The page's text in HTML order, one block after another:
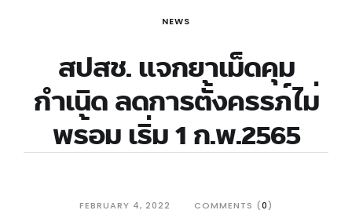
NEWS
สปสช. แจกยาเม็ดคุม
กำเนิด ลดการตั้งครรภ์ไม่
พร้อม เริ่ม 1 ก.พ.2565
FEBRUARY 4, 2022 COMMENTS (0)